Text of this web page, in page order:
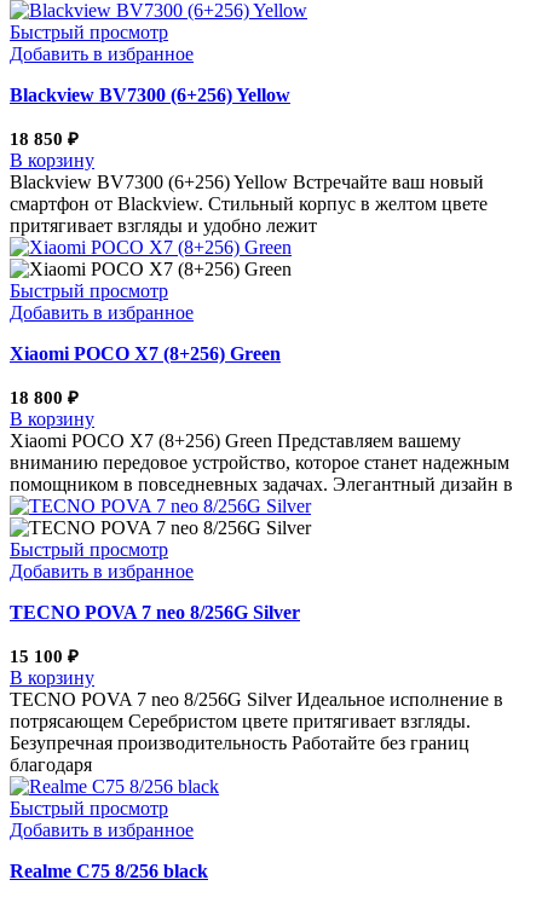
Быстрый просмотр
Добавить в избранное
Blackview BV7300 (6+256) Yellow
18 850 ₽
В корзину
Blackview BV7300 (6+256) Yellow Встречайте ваш новый
смартфон от Blackview. Стильный корпус в желтом цвете
притягивает взгляды и удобно лежит
Быстрый просмотр
Добавить в избранное
Xiaomi POCO X7 (8+256) Green
18 800 ₽
В корзину
Xiaomi POCO X7 (8+256) Green Представляем вашему
вниманию передовое устройство, которое станет надежным
помощником в повседневных задачах. Элегантный дизайн в
Быстрый просмотр
Добавить в избранное
TECNO POVA 7 neo 8/256G Silver
15 100 ₽
В корзину
TECNO POVA 7 neo 8/256G Silver Идеальное исполнение в
потрясающем Серебристом цвете притягивает взгляды.
Безупречная производительность Работайте без границ
благодаря
Быстрый просмотр
Добавить в избранное
Realme С75 8/256 black